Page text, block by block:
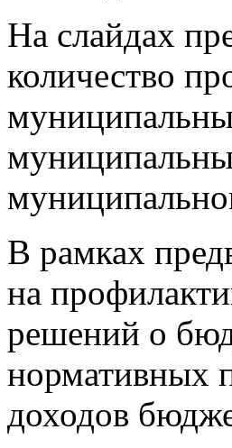
На слайдах
количество
В рамках
на
решений о
нормативных
доходов